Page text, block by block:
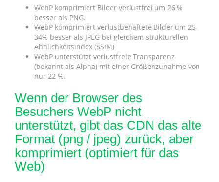
WebP komprimiert Bilder verlustfrei um 26 %
besser als PNG.
WebP komprimiert verlustbehaftete Bilder um 25-
34% besser als JPEG bei gleichem strukturellen
Ähnlichkeitsindex (SSIM)
WebP unterstützt verlustfreie Transparenz
(bekannt als Alpha) mit einer Größenzunahme von
nur 22 %.
Wenn der Browser des
Besuchers WebP nicht
unterstützt, gibt das CDN das alte
Format (png / jpeg) zurück, aber
komprimiert (optimiert für das
Web)